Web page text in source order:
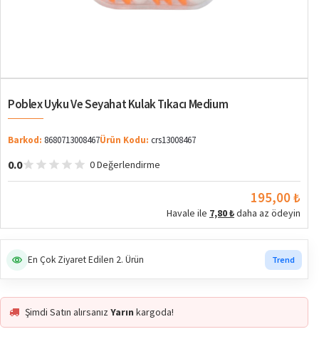
Poblex Uyku Ve Seyahat Kulak Tıkacı Medium
Barkod: 8680713008467Ürün Kodu: crs13008467
0.0 0 Değerlendirme
195,00 ₺
Havale ile 7,80 ₺daha az ödeyin
En Çok Ziyaret Edilen 2. Ürün Trend
Şimdi Satın alırsanızYarın kargoda!